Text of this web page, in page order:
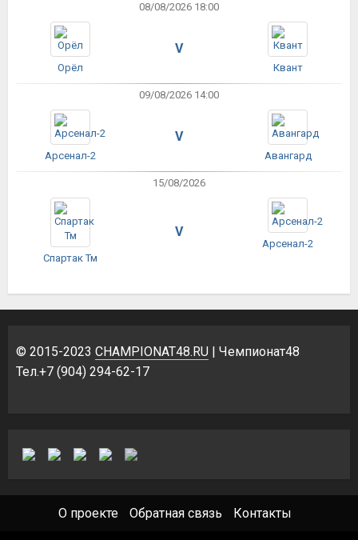
08/08/2026 18:00
Орёл
V
Квант
09/08/2026 14:00
Арсенал-2
V
Авангард
15/08/2026
Спартак Тм
V
Арсенал-2
© 2015-2023 CHAMPIONAT48.RU | Чемпионат48
Тел.+7 (904) 294-62-17
О проекте Обратная связь Контакты